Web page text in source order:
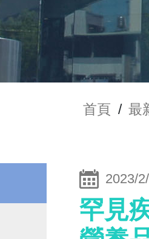
首頁 / 最
2023/
罕見